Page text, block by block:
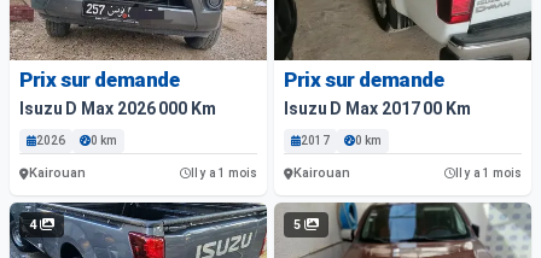
Prix sur demande
Isuzu D Max 2026 000 Km
2026 0 km
Kairouan Il y a 1 mois
Prix sur demande
Isuzu D Max 2017 00 Km
2017 0 km
Kairouan Il y a 1 mois
4 5